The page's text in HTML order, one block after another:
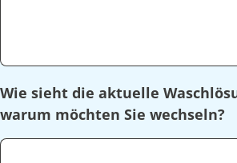
Wie sieht die aktuelle
warum möchten Sie wechseln?